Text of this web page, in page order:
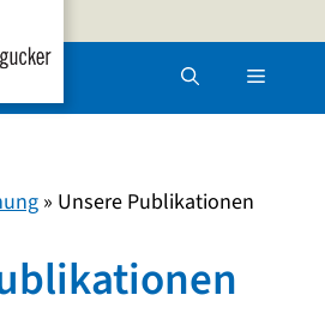
Menü
» Unsere Publikationen